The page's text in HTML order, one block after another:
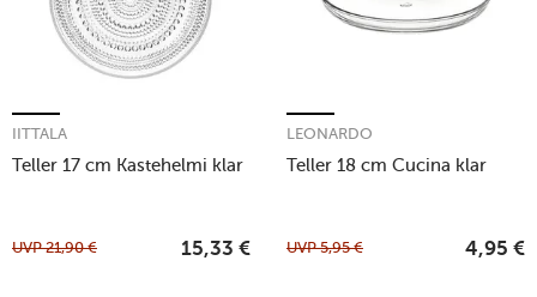
Teller 17 cm Kastehelmi klar
IITTALA
UVP21,90 € 15,33 €
Teller 18 cm Cucina klar
LEONARDO
UVP5,95 € 4,95 €